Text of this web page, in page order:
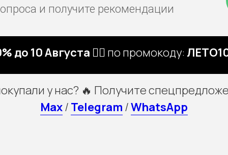
и получите рекомендации
до 10 Августа 🏃‍♀️ по промокоду:
у нас? 🔥 Получите
Max/ Telegram /WhatsApp